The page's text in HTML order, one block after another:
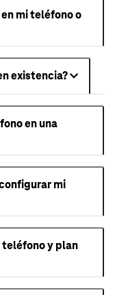
mi teléfono o
existencia?
en una
mi
teléfono y plan